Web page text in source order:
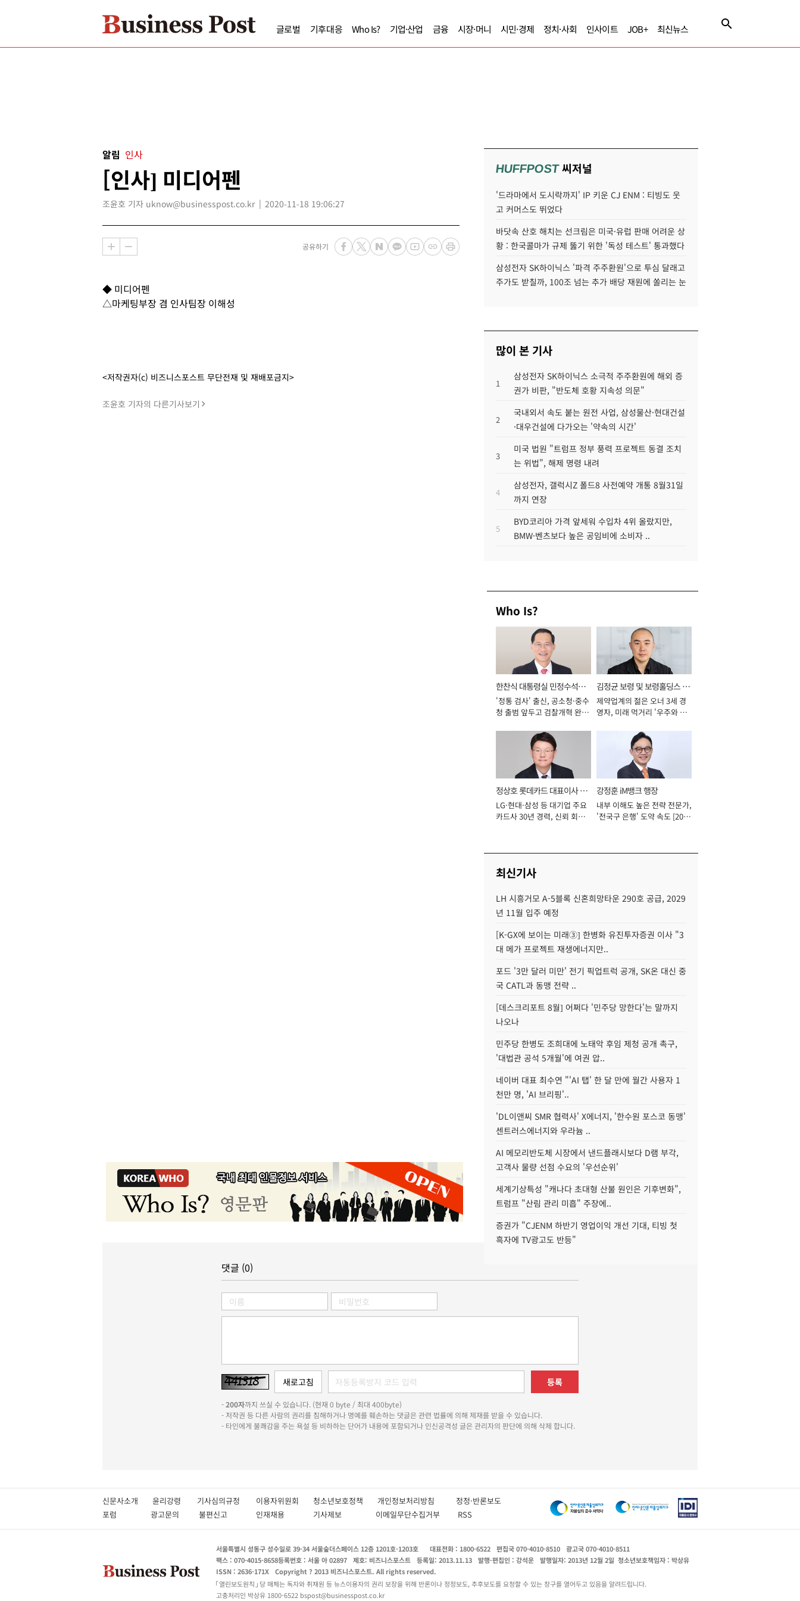
글로벌 기후대응 Who Is? 기업·산업 금융 시장·머니 시민·경제 정치·사회 인사이트 JOB+ 최신뉴스
알림 인사
[인사] 미디어펜
조윤호 기자 uknow@businesspost.co.kr 2020-11-18 19:06:27
공유하기
◆ 미디어펜
△마케팅부장 겸 인사팀장 이해성
<저작권자(c) 비즈니스포스트 무단전재 및 재배포금지>
조윤호 기자의 다른기사보기
HUFFPOST씨저널
'드라마에서 도시락까지' IP 키운 CJ ENM : 티빙도 웃
고 커머스도 뛰었다
바닷속 산호 해치는 선크림은 미국·유럽 판매 어려운 상
황 : 한국콜마가 규제 뚫기 위한 '독성 테스트' 통과했다
삼성전자 SK하이닉스 '파격 주주환원'으로 투심 달래고
주가도 받칠까, 100조 넘는 추가 배당 재원에 쏠리는 눈
많이 본 기사
1
삼성전자 SK하이닉스 소극적 주주환원에 해외 증
권가 비판, "반도체 호황 지속성 의문"
2
국내외서 속도 붙는 원전 사업, 삼성물산·현대건설
·대우건설에 다가오는 '약속의 시간'
3
미국 법원 "트럼프 정부 풍력 프로젝트 동결 조치
는 위법", 해제 명령 내려
4
삼성전자, 갤럭시Z 폴드8 사전예약 개통 8월31일
까지 연장
5
BYD코리아 가격 앞세워 수입차 4위 올랐지만,
BMW·벤츠보다 높은 공임비에 소비자 ..
Who Is?
한찬식 대통령실 민정수석비
서관
'정통 검사' 출신, 공소청·중수
청 출범 앞두고 검찰개혁 완수
김정균 보령 및 보령홀딩스 대
표이사 사장
제약업계의 젊은 오너 3세 경
영자, 미래 먹거리 '우주와 헬
정상호 롯데카드 대표이사 사
장
LG·현대·삼성 등 대기업 주요
카드사 30년 경력, 신뢰 회복
강정훈 iM뱅크 행장
내부 이해도 높은 전략 전문가,
'전국구 은행' 도약 속도 [2026
최신기사
LH 시흥거모 A-5블록 신혼희망타운 290호 공급, 2029
년 11월 입주 예정
[K-GX에 보이는 미래③] 한병화 유진투자증권 이사 "3
대 메가 프로젝트 재생에너지만..
포드 '3만 달러 미만' 전기 픽업트럭 공개, SK온 대신 중
국 CATL과 동맹 전략 ..
[데스크리포트 8월] 어쩌다 '민주당 망한다'는 말까지
나오나
민주당 한병도 조희대에 노태악 후임 제청 공개 촉구,
'대법관 공석 5개월'에 여권 압..
네이버 대표 최수연 "'AI 탭' 한 달 만에 월간 사용자 1
천만 명, 'AI 브리핑'..
'DL이앤씨 SMR 협력사' X에너지, '한수원 포스코 동맹'
센트러스에너지와 우라늄 ..
AI 메모리반도체 시장에서 낸드플래시보다 D램 부각,
고객사 물량 선점 수요의 '우선순위'
세계기상특성 "캐나다 초대형 산불 원인은 기후변화",
트럼프 "산림 관리 미흡" 주장에..
증권가 "CJENM 하반기 영업이익 개선 기대, 티빙 첫
흑자에 TV광고도 반등"
댓글 (0)
등록
-200자까지 쓰실 수 있습니다. (현재 0 byte / 최대 400byte)
- 저작권 등 다른 사람의 권리를 침해하거나 명예를 훼손하는 댓글은 관련 법률에 의해 제재를 받을 수 있습니다.
- 타인에게 불쾌감을 주는 욕설 등 비하하는 단어가 내용에 포함되거나 인신공격성 글은 관리자의 판단에 의해 삭제 합니다.
신문사소개 윤리강령 기사심의규정 이용자위원회 청소년보호정책 개인정보처리방침 정정·반론보도
포럼
광고문의 불편신고 인재채용 기사제보 이메일무단수집거부 RSS
서울특별시 성동구 성수일로 39-34 서울숲더스페이스 12층 1201호-1203호 대표전화 : 1800-6522 편집국 070-4010-8510
광고국 070-4010-8511
팩스 : 070-4015-8658등록번호 : 서울 아 02897 제호: 비즈니스포스트 등록일: 2013.11.13 발행·편집인 : 강석운 발행일자: 2013년 12월 2일 청소년보호책임자 : 박상유
ISSN : 2636-171X
Copyright ? 2013 비즈니스포스트. All rights reserved.
열린보도원칙
당 매체는 독자와 취재원 등 뉴스이용자의 권리 보장을 위해 반론이나 정정보도, 추후보도를 요청할 수 있는 창구를 열어두고 있음을 알려드립니다.
고충처리인 박상유 1800-6522 bspost@businesspost.co.kr